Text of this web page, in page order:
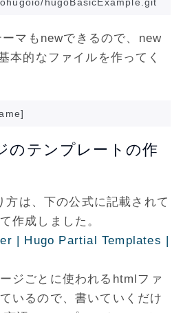
マもnewできるので、new
本的なファイルを作ってく
のテンプレートの作
方は、下の公式に記載されて
作成しました。
| Hugo Partial Templates |
ジごとに使われるhtmlファ
いるので、書いていくだけ